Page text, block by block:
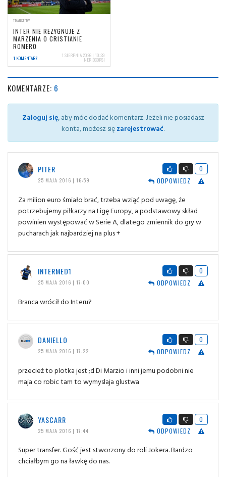
TRANSFERY
INTER NIE REZYGNUJE Z
MARZENIA O CRISTIANIE
ROMERO
1 KOMENTARZ 1 SIERPNIA 2026 | 10:39
NERIOCORSI
KOMENTARZE: 6
Zaloguj się, aby móc dodać komentarz. Jeżeli nie posiadasz
konta, możesz sięzarejestrować.
PITER
25 MAJA 2016 | 16:59
0
ODPOWIEDZ
Za milion euro śmiało brać, trzeba wziąć pod uwagę, że
potrzebujemy piłkarzy na Ligę Europy, a podstawowy skład
powinien występować w Serie A, dlatego zmiennik do gry w
pucharach jak najbardziej na plus +
INTERMED1
25 MAJA 2016 | 17:00
0
ODPOWIEDZ
Branca wrócił do Interu?
DANIELLO
25 MAJA 2016 | 17:22
0
ODPOWIEDZ
przecież to plotka jest ;d Di Marzio i inni jemu podobni nie
maja co robic tam to wymyslaja glustwa
YASCARR
25 MAJA 2016 | 17:44
0
ODPOWIEDZ
Super transfer. Gość jest stworzony do roli Jokera. Bardzo
chciałbym go na ławkę do nas.